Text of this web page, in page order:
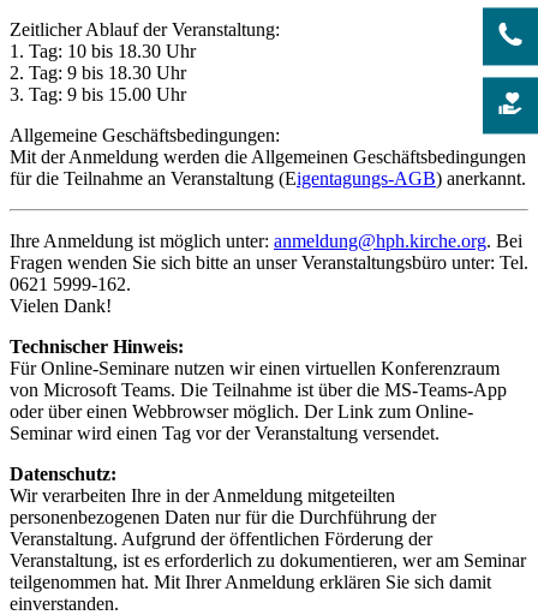
Zeitlicher Ablauf der Veranstaltung:
1. Tag: 10 bis 18.30 Uhr
2. Tag: 9 bis 18.30 Uhr
3. Tag: 9 bis 15.00 Uhr
Allgemeine Geschäftsbedingungen:
Mit der Anmeldung werden die Allgemeinen Geschäftsbedingungen
für die Teilnahme an Veranstaltung (Eigentagungs-AGB) anerkannt.
Ihre Anmeldung ist möglich unter: anmeldung@hph.kirche.org. Bei
Fragen wenden Sie sich bitte an unser Veranstaltungsbüro unter: Tel.
0621 5999-162.
Vielen Dank!
Technischer Hinweis:
Für Online-Seminare nutzen wir einen virtuellen Konferenzraum
von Microsoft Teams. Die Teilnahme ist über die MS-Teams-App
oder über einen Webbrowser möglich. Der Link zum Online-
Seminar wird einen Tag vor der Veranstaltung versendet.
Datenschutz:
Wir verarbeiten Ihre in der Anmeldung mitgeteilten
personenbezogenen Daten nur für die Durchführung der
Veranstaltung. Aufgrund der öffentlichen Förderung der
Veranstaltung, ist es erforderlich zu dokumentieren, wer am Seminar
teilgenommen hat. Mit Ihrer Anmeldung erklären Sie sich damit
einverstanden.